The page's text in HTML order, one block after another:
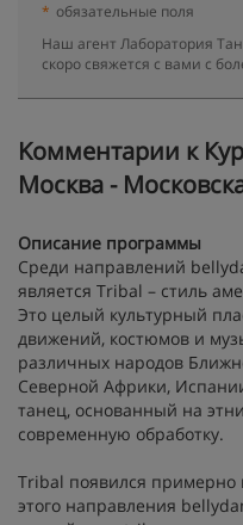
* обязательные поля
Наш агент Лаборатория
скоро свяжется с вами с
Kомментарии к
Москва -
Описание программы
Среди направлений
является Tribal – стиль
Это целый культурный
движений, костюмов и
различных народов
Северной Африки,
танец, основанный на
современную обработку.
Tribal появился
этого направления